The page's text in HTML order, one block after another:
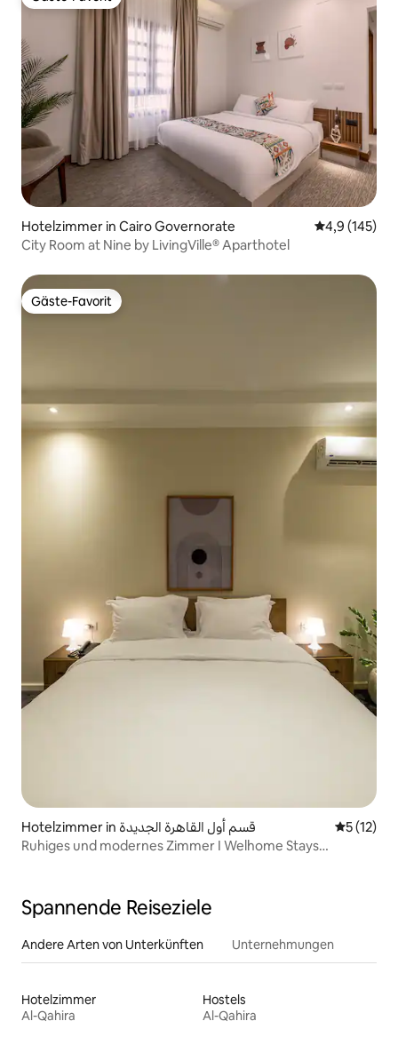
Gäste-Favorit
Hotelzimmer in Cairo Governorate
4,9 (145)
City Room at Nine by LivingVille® Aparthotel
Gäste-Favorit
Gäste-Favorit
Hotelzimmer in قسم أول القاهرة الجديدة
5 (12)
Ruhiges und modernes Zimmer I Welhome Stays
Spannende Reiseziele
Andere Arten von Unterkünften Unternehmungen
Hotelzimmer
Al-Qahira
Hostels
Al-Qahira